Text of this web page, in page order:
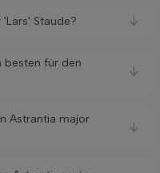
Staude?
besten für den
Astrantia major